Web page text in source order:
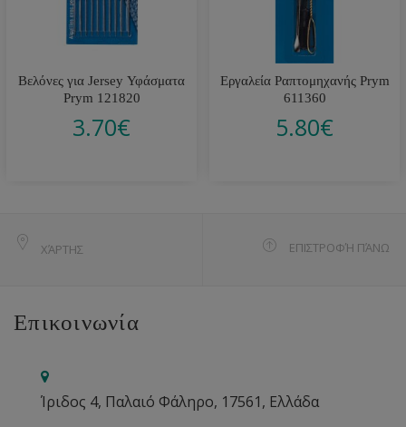
Βελόνες για Jersey Υφάσματα
Prym 121820
3.70€
Εργαλεία Ραπτομηχανής Prym
611360
5.80€
ΧΆΡΤΗΣ ΕΠΙΣΤΡΟΦΉ ΠΆΝΩ
Επικοινωνία
Ίριδος 4, Παλαιό Φάληρο, 17561, Ελλάδα